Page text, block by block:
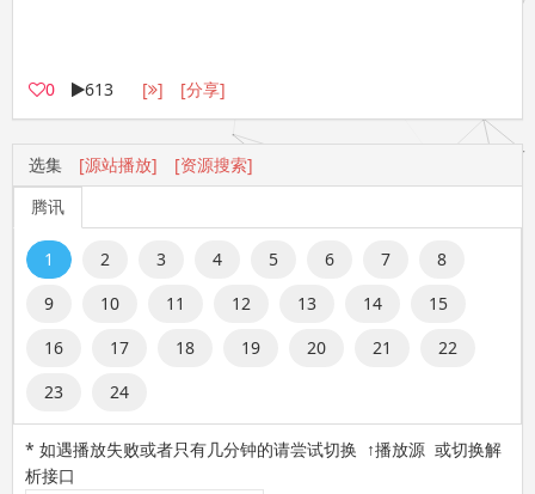
0 613 [ ] [分享]
选集 [源站播放]
[资源搜索]
腾讯
1 2 3 4 5 6 7
8
9
10 11 12 13 14
15
16
17 18 19 20 21
22
23
24
* 如遇播放失败或者只有几分钟的请尝试切换 ↑播放源 或切换解
析接口